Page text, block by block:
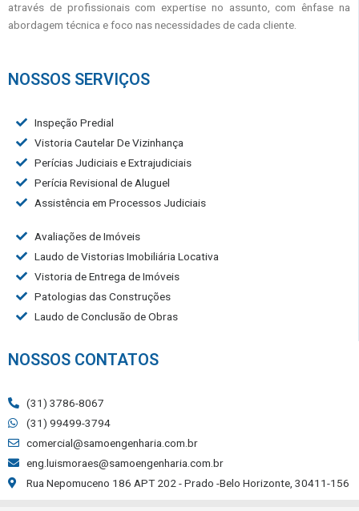
através de profissionais com expertise no assunto, com ênfase na
abordagem técnica e foco nas necessidades de cada cliente.
NOSSOS SERVIÇOS
Inspeção Predial
Vistoria Cautelar De Vizinhança
Perícias Judiciais e Extrajudiciais
Perícia Revisional de Aluguel
Assistência em Processos Judiciais
Avaliações de Imóveis
Laudo de Vistorias Imobiliária Locativa
Vistoria de Entrega de Imóveis
Patologias das Construções
Laudo de Conclusão de Obras
NOSSOS CONTATOS
(31) 3786-8067
(31) 99499-3794
comercial@samoengenharia.com.br
eng.luismoraes@samoengenharia.com.br
Rua Nepomuceno 186 APT 202 - Prado -Belo Horizonte, 30411-156